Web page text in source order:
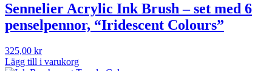
Sennelier Acrylic Ink Brush – set med 6
penselpennor, “Iridescent Colours”
325,00 kr
Lägg till i varukorg